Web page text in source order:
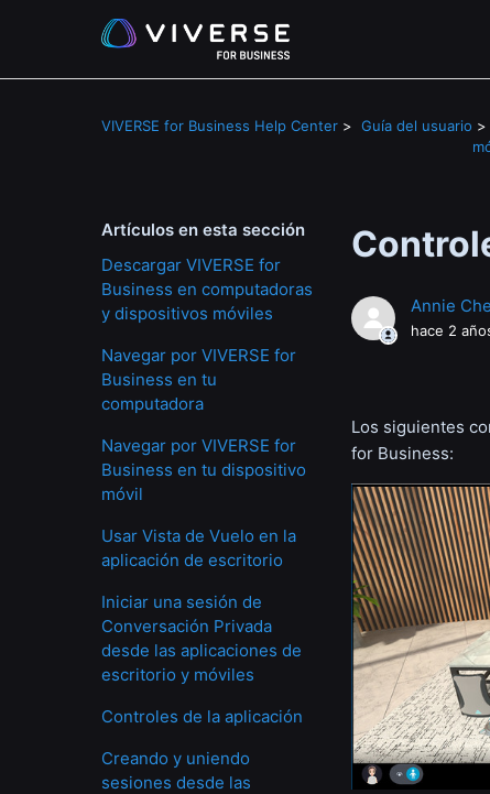
VIVERSE for Business Help Center Guía del usuario
Artículos en esta sección
Descargar VIVERSE for
Business en computadoras
y dispositivos móviles
Navegar por VIVERSE for
Business en tu
computadora
Navegar por VIVERSE for
Business en tu dispositivo
móvil
Usar Vista de Vuelo en la
aplicación de escritorio
Iniciar una sesión de
Conversación Privada
desde las aplicaciones de
escritorio y móviles
Controles de la aplicación
Creando y uniendo
sesiones desde las
Annie
hace 2
Los siguientes
for Business: